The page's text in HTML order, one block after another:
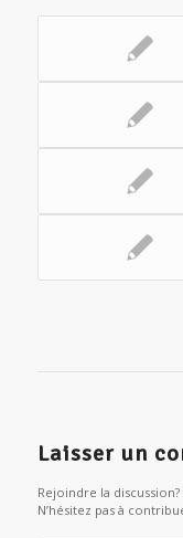
Laisser un
Rejoindre la discussion?
N’hésitez pas à